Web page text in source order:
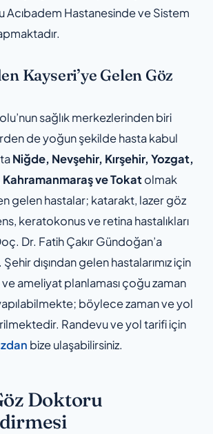
Acıbadem Hastanesinde ve Sistem
Kayseri’ye Gelen Göz
sağlık merkezlerinden biri
de yoğun şekilde hasta kabul
Niğde, Nevşehir, Kırşehir, Yozgat,
ve Tokatolmak
gelen hastalar; katarakt, lazer göz
keratokonus ve retina hastalıkları
Dr. Fatih Çakır Gündoğan’a
dışından gelen hastalarımız için
ameliyat planlaması çoğu zaman
böylece zaman ve yol
Randevu ve yol tarifi için
bize ulaşabilirsiniz.
Doktoru